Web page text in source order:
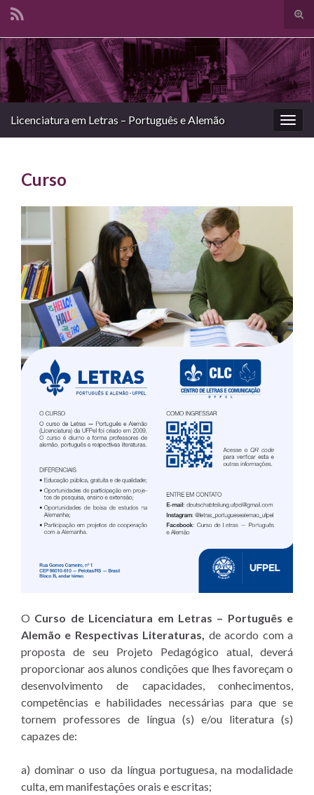
de
Search for:
Licenciatura em Letras – Português e Alemão
Curso
O Curso de Licenciatura em Letras – Português e
Alemão e Respectivas Literaturas, de acordo com a
proposta de seu Projeto Pedagógico atual, deverá
proporcionar aos alunos condições que lhes favoreçam o
desenvolvimento de capacidades, conhecimentos,
competências e habilidades necessárias para que se
tornem professores de língua (s) e/ou literatura (s)
capazes de:
a) dominar o uso da língua portuguesa, na modalidade
culta, em manifestações orais e escritas;